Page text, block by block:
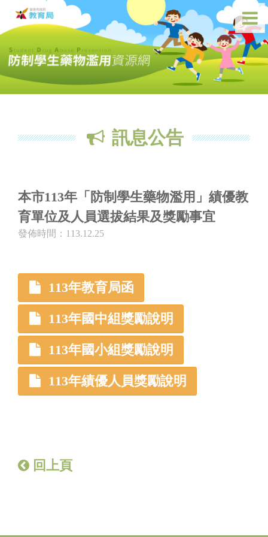
訊息公告
本市113年「防制學生藥物濫用」績優教
育單位及人員選拔結果及獎勵事宜
發佈時間：113.12.25
113年教育局函
113年國中組獎勵說明
113年國小組獎勵說明
113年績優人員獎勵說明
回上頁